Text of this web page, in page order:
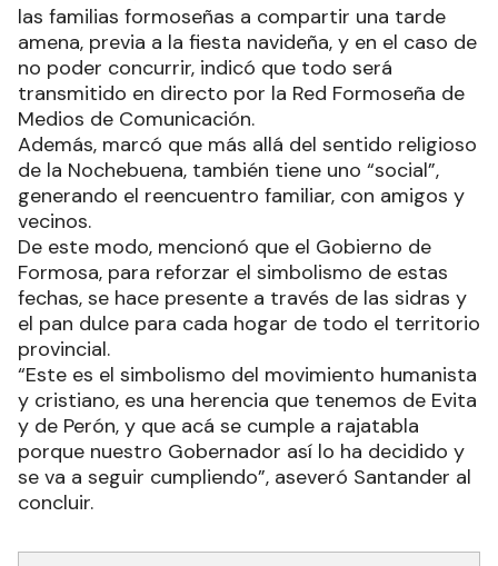
las familias formoseñas a compartir una tarde
amena, previa a la fiesta navideña, y en el caso de
no poder concurrir, indicó que todo será
transmitido en directo por la Red Formoseña de
Medios de Comunicación.
Además, marcó que más allá del sentido religioso
de la Nochebuena, también tiene uno “social”,
generando el reencuentro familiar, con amigos y
vecinos.
De este modo, mencionó que el Gobierno de
Formosa, para reforzar el simbolismo de estas
fechas, se hace presente a través de las sidras y
el pan dulce para cada hogar de todo el territorio
provincial.
“Este es el simbolismo del movimiento humanista
y cristiano, es una herencia que tenemos de Evita
y de Perón, y que acá se cumple a rajatabla
porque nuestro Gobernador así lo ha decidido y
se va a seguir cumpliendo”, aseveró Santander al
concluir.